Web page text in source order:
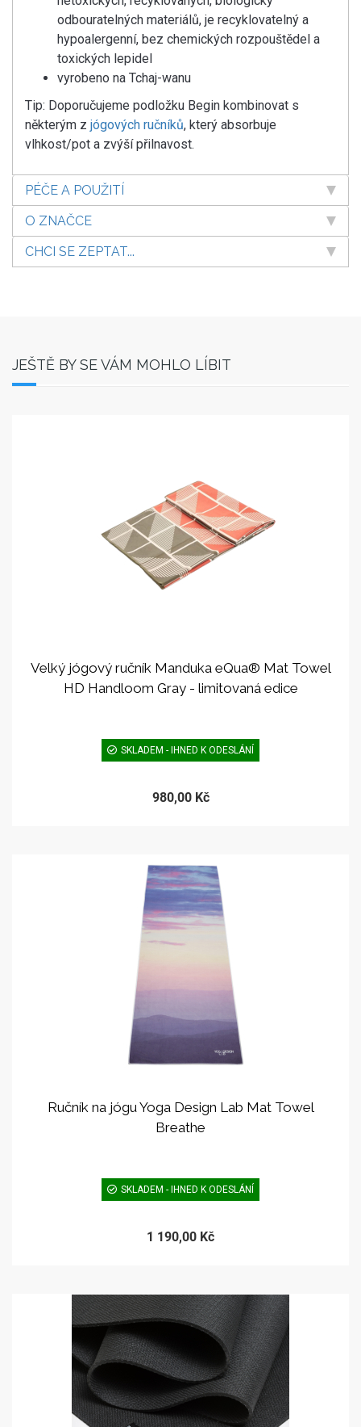
odbouratelných materiálů, je recyklovatelný a
hypoalergenní, bez chemických rozpouštědel a
toxických lepidel
vyrobeno na Tchaj-wanu
Tip: Doporučujeme podložku Begin kombinovat s
některým z jógových ručníků, který absorbuje
vlhkost/pot a zvýší přilnavost.
PÉČE A POUŽITÍ
O ZNAČCE
CHCI SE ZEPTAT...
JEŠTĚ BY SE VÁM MOHLO LÍBIT
Velký jógový ručník Manduka eQua® Mat Towel
HD Handloom Gray - limitovaná edice
SKLADEM - IHNED K ODESLÁNÍ
980,00 Kč
Ručník na jógu Yoga Design Lab Mat Towel
Breathe
SKLADEM - IHNED K ODESLÁNÍ
1 190,00 Kč